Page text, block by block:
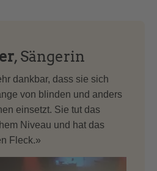
, Sängerin
dankbar, dass sie sich
von blinden und anders
einsetzt. Sie tut das
Niveau und hat das
Fleck.»